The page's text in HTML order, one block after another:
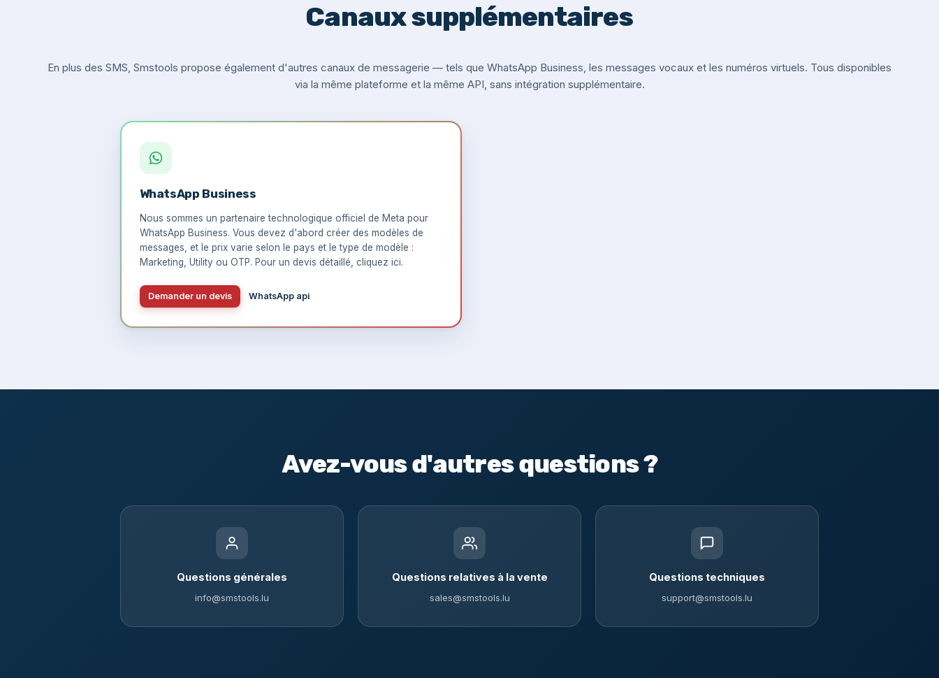
Canaux supplémentaires
En plus des SMS, Smstools propose également d'autres canaux de messagerie — tels que WhatsApp Business, les messages vocaux et les numéros virtuels. Tous disponibles
via la même plateforme et la même API, sans intégration supplémentaire.
WhatsApp Business
Nous sommes un partenaire technologique officiel de Meta pour
WhatsApp Business. Vous devez d'abord créer des modèles de
messages, et le prix varie selon le pays et le type de modèle :
Marketing, Utility ou OTP. Pour un devis détaillé, cliquez ici.
Demander un devis WhatsApp api
Avez-vous d'autres questions ?
Questions générales
info@smstools.lu
Questions relatives à la vente
sales@smstools.lu
Questions techniques
support@smstools.lu